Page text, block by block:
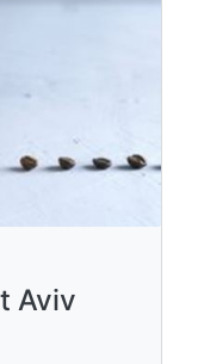
Aviv